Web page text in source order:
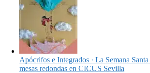
Apócrifos e Integrados · La Semana
mesas redondas en CICUS Sevilla